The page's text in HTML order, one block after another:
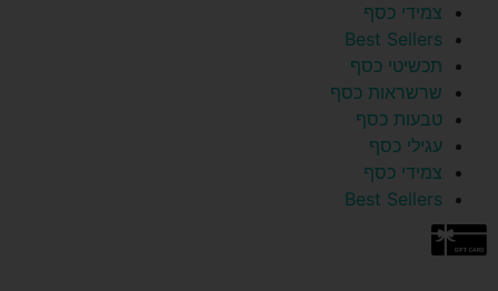
צמידי כסף
Best Sellers
תכשיטי כסף
שרשראות כסף
טבעות כסף
עגילי כסף
צמידי כסף
Best Sellers